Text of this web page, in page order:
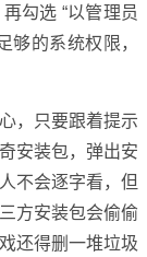
勾选 “以管理员
够的系统权限，
，只要跟着提示
安装包，弹出安
不会逐字看，但
方安装包会偷偷
还得删一堆垃圾